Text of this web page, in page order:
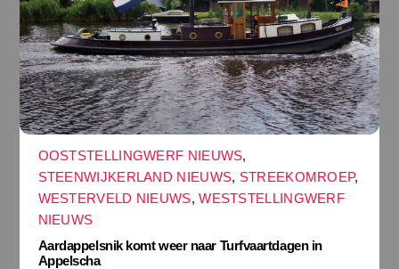
OOSTSTELLINGWERF NIEUWS,
STEENWIJKERLAND NIEUWS, STREEKOMROEP,
WESTERVELD NIEUWS,WESTSTELLINGWERF
NIEUWS
Aardappelsnik komt weer naar Turfvaartdagen in
Appelscha